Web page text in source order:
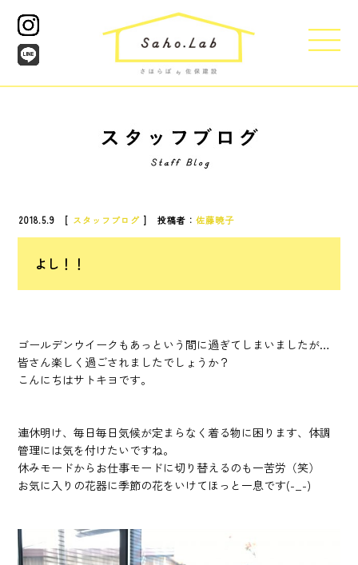
2018.5.9 [ スタッフブログ ] 投稿者： 佐藤暁子
よし！！
ゴールデンウイークもあっという間に過ぎてしまいましたが…
皆さん楽しく過ごされましたでしょうか？
こんにちはサトキヨです。
連休明け、毎日毎日気候が定まらなく着る物に困ります、体調
管理には気を付けたいですね。
休みモードからお仕事モードに切り替えるのも一苦労（笑）
お気に入りの花器に季節の花をいけてほっと一息です(-_-)